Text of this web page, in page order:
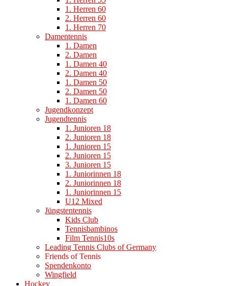
1. Herren 60
2. Herren 60
1. Herren 70
Damentennis
1. Damen
2. Damen
1. Damen 40
2. Damen 40
1. Damen 50
2. Damen 50
1. Damen 60
Jugendkonzept
Jugendtennis
1. Junioren 18
2. Junioren 18
1. Junioren 15
2. Junioren 15
3. Junioren 15
1. Juniorinnen 18
2. Juniorinnen 18
1. Juniorinnen 15
U12 Mixed
Jüngstentennis
Kids Club
Tennisbambinos
Film Tennis10s
Leading Tennis Clubs of Germany
Friends of Tennis
Spendenkonto
Wingfield
Hockey